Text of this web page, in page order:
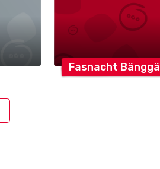
Fasnacht Bänggä